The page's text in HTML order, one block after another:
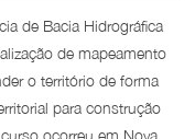
de Bacia Hidrográfica
de mapeamento
o território de forma
para construção
ocorreu em Nova